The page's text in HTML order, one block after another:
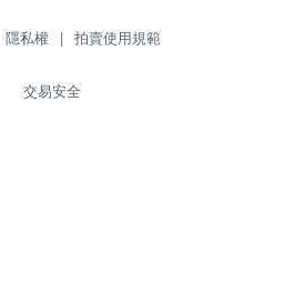
隱私權 | 拍賣使用規範
交易安全